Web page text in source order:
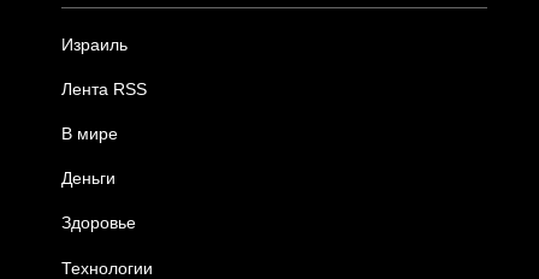
Израиль
Лента RSS
В мире
Деньги
Здоровье
Технологии